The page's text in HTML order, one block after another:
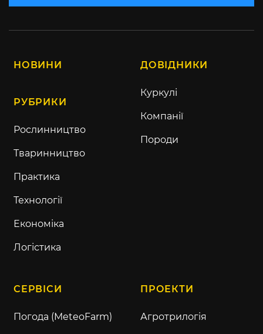
НОВИНИ
РУБРИКИ
Рослинництво
Тваринництво
Практика
Технології
Економіка
Логістика
ДОВІДНИКИ
Куркулі
Компанії
Породи
СЕРВІСИ
Погода (MeteoFarm)
ПРОЕКТИ
Агротрилогія